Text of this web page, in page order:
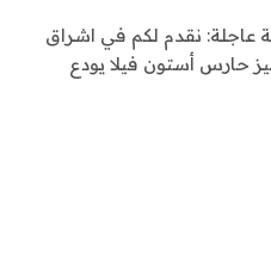
عالمية عاجلة: نقدم لكم في اشراق
حارس أستون فيلا يودع